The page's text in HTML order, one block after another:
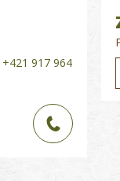
+421 917 964